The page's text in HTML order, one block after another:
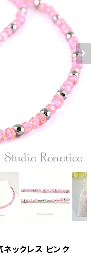
ックレス ピンク